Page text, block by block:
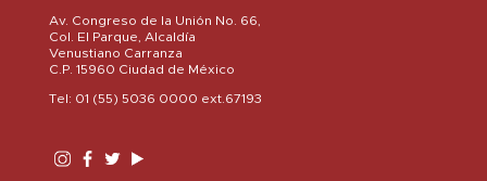
Av. Congreso de la Unión No. 66,
Col. El Parque, Alcaldía
Venustiano Carranza
C.P. 15960 Ciudad de México
Tel: 01 (55) 5036 0000 ext.67193